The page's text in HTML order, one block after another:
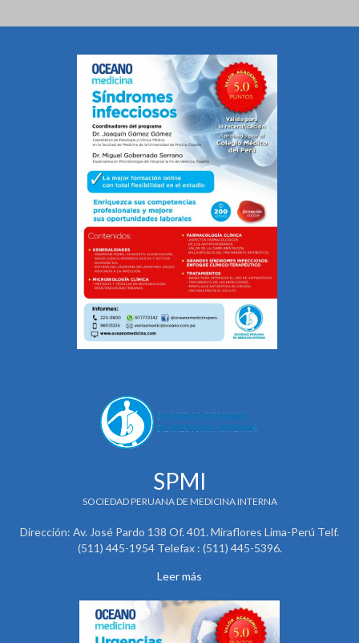
SPMI
SOCIEDAD PERUANA DE MEDICINA INTERNA
Dirección: Av. José Pardo 138 Of. 401. Miraflores Lima-Perú Telf.
(511) 445-1954 Telefax : (511) 445-5396.
Leer más